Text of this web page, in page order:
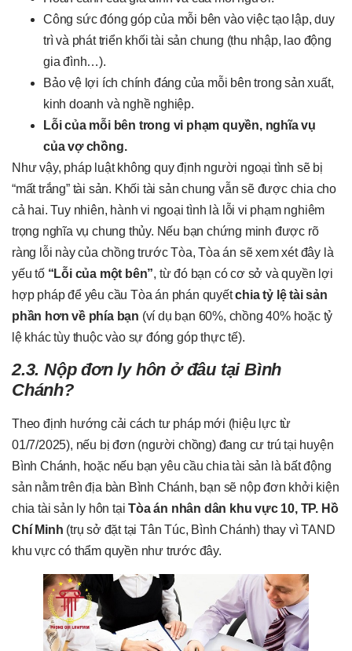
Công sức đóng góp của mỗi bên vào việc tạo lập, duy
trì và phát triển khối tài sản chung (thu nhập, lao động
gia đình…).
Bảo vệ lợi ích chính đáng của mỗi bên trong sản xuất,
kinh doanh và nghề nghiệp.
Lỗi của mỗi bên trong vi phạm quyền, nghĩa vụ
của vợ chồng.
Như vậy, pháp luật không quy định người ngoại tình sẽ bị
“mất trắng” tài sản. Khối tài sản chung vẫn sẽ được chia cho
cả hai. Tuy nhiên, hành vi ngoại tình là lỗi vi phạm nghiêm
trọng nghĩa vụ chung thủy. Nếu bạn chứng minh được rõ
ràng lỗi này của chồng trước Tòa, Tòa án sẽ xem xét đây là
yếu tố “Lỗi của một bên”, từ đó bạn có cơ sở và quyền lợi
hợp pháp để yêu cầu Tòa án phán quyếtchia tỷ lệ tài sản
phần hơn về phía bạn (ví dụ bạn 60%, chồng 40% hoặc tỷ
lệ khác tùy thuộc vào sự đóng góp thực tế).
2.3. Nộp đơn ly hôn ở đâu tại Bình
Chánh?
Theo định hướng cải cách tư pháp mới (hiệu lực từ
01/7/2025), nếu bị đơn (người chồng) đang cư trú tại huyện
Bình Chánh, hoặc nếu bạn yêu cầu chia tài sản là bất động
sản nằm trên địa bàn Bình Chánh, bạn sẽ nộp đơn khởi kiện
chia tài sản ly hôn tạiTòa án nhân dân khu vực 10, TP. Hồ
Chí Minh (trụ sở đặt tại Tân Túc, Bình Chánh) thay vì TAND
khu vực có thẩm quyền như trước đây.